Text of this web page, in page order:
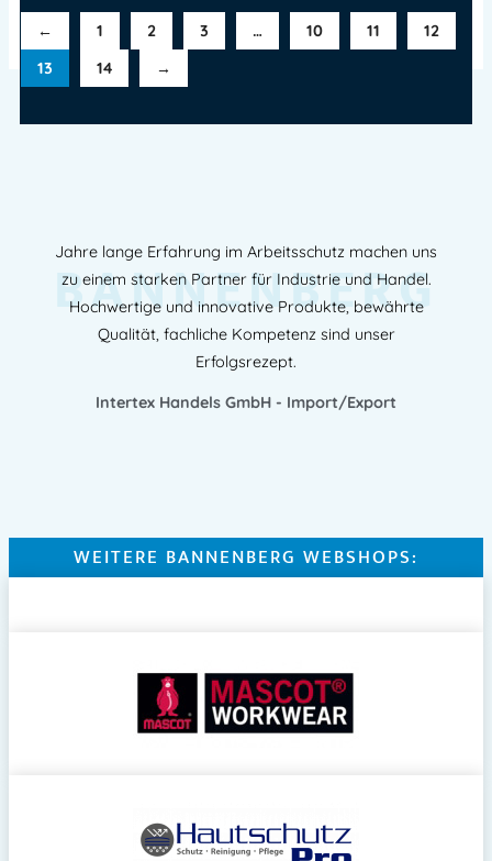
← 1 2 3 … 10 11
12
13
14 →
Jahre lange Erfahrung im Arbeitsschutz machen uns
zu einem starken Partner für Industrie und Handel.
Hochwertige und innovative Produkte, bewährte
Qualität, fachliche Kompetenz sind unser
Erfolgsrezept.
Intertex Handels GmbH - Import/Export
BANNENBERG
WEITERE BANNENBERG WEBSHOPS: